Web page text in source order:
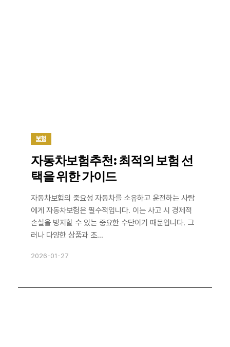
보험
자동차보험추천: 최적의 보험 선
택을 위한 가이드
자동차보험의 중요성 자동차를 소유하고 운전하는 사람
에게 자동차보험은 필수적입니다. 이는 사고 시 경제적
손실을 방지할 수 있는 중요한 수단이기 때문입니다. 그
러나 다양한 상품과 조...
2026-01-27